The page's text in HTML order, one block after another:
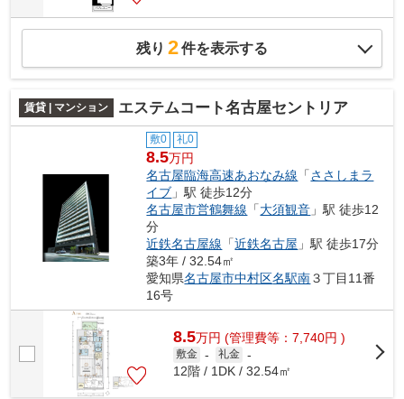
残り 2件を表示する
賃貸 | マンション エステムコート名古屋セントリア
敷0 礼0
8.5万円
名古屋臨海高速あおなみ線 「ささしまラ
イブ 」駅 徒歩12分
名古屋市営鶴舞線 「大須観音 」駅 徒歩12
分
近鉄名古屋線 「近鉄名古屋 」駅 徒歩17分
築3年 / 32.54㎡
愛知県名古屋市中村区名駅南３丁目11番
16号
8.5万円 (管理費等：7,740円 )
敷金 - 礼金 -
12階 / 1DK / 32.54㎡